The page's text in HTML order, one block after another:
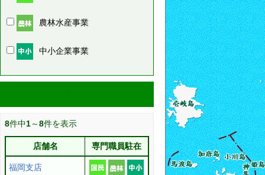
農林水産事業
中小企業事業
8件中1～8件を表示
店舗名 専門職員駐在
福岡支店